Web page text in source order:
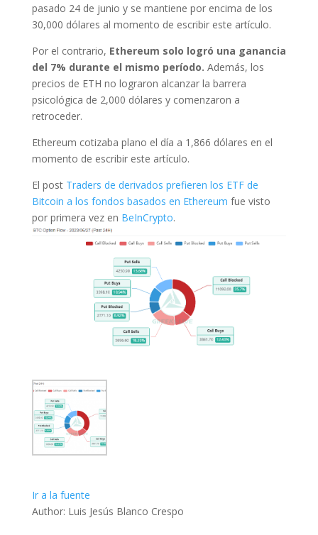
pasado 24 de junio y se mantiene por encima de los
30,000 dólares al momento de escribir este artículo.
Por el contrario, Ethereum solo logró una ganancia
del 7% durante el mismo período. Además, los
precios de ETH no lograron alcanzar la barrera
psicológica de 2,000 dólares y comenzaron a
retroceder.
Ethereum cotizaba plano el día a 1,866 dólares en el
momento de escribir este artículo.
El post Traders de derivados prefieren los ETF de
Bitcoin a los fondos basados en Ethereum fue visto
por primera vez en BeInCrypto.
Ir a la fuente
Author: Luis Jesús Blanco Crespo